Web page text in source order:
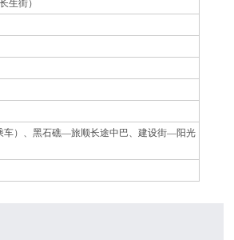
生街）
车）、黑石礁—旅顺长途中巴、建设街—阳光